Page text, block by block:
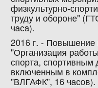
физкультурно-
труду и обороне"
часа).
2016 г. - Повышение
"Организация
спорта,
включенным в
"ВЛГАФК", 16 часов).